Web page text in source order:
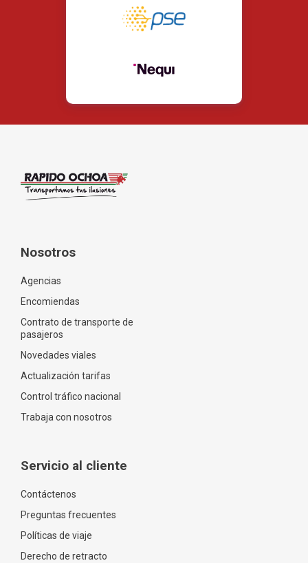
Nosotros
Agencias
Encomiendas
Contrato de transporte de
pasajeros
Novedades viales
Actualización tarifas
Control tráfico nacional
Trabaja con nosotros
Servicio al cliente
Contáctenos
Preguntas frecuentes
Políticas de viaje
Derecho de retracto